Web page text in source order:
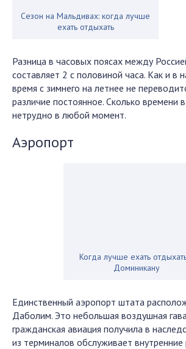
Сезон на Мальдивах: когда лучше
ехать отдыхать
Разница в часовых поясах между
составляет 2 с половиной часа. Как и в
время с зимнего на летнее не
различие постоянное. Сколько времени
нетрудно в любой момент.
Аэропорт
Когда лучше ехать
Доминикану
Единственный аэропорт штата
Даболим. Это небольшая воздушная
гражданская авиация получила в
из терминалов обслуживает